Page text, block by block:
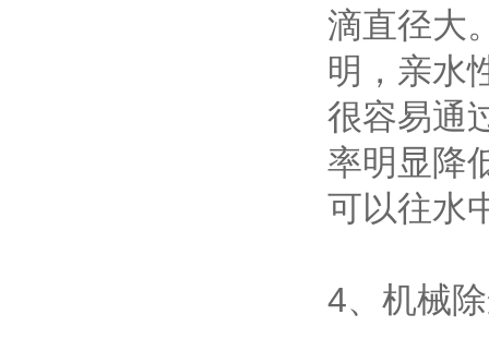
滴直径大
明，亲水
很容易通
率明显降
可以往水
4、机械